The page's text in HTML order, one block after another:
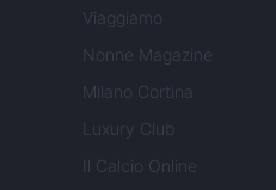
Viaggiamo
Nonne Magazine
Milano Cortina
Luxury Club
Il Calcio Online